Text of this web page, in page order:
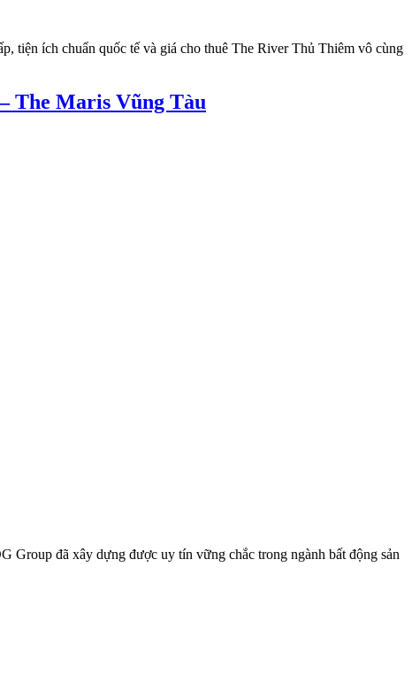
tiện ích chuẩn quốc tế và giá cho thuê The River Thủ Thiêm vô cùng
The Maris Vũng Tàu
đã xây dựng được uy tín vững chắc trong ngành bất động sản